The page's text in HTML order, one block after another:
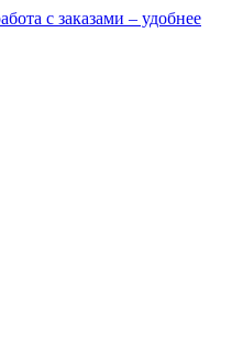
с заказами – удобнее